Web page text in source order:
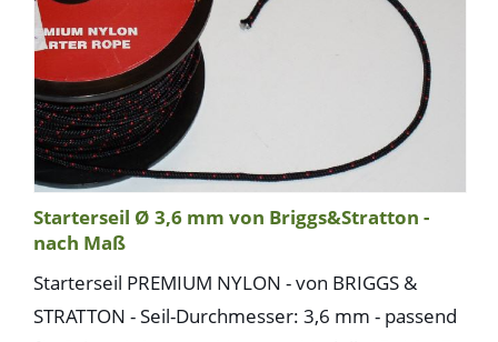
Starterseil Ø 3,6 mm von Briggs&Stratton -
nach Maß
Starterseil PREMIUM NYLON - von BRIGGS &
STRATTON - Seil-Durchmesser: 3,6 mm - passend